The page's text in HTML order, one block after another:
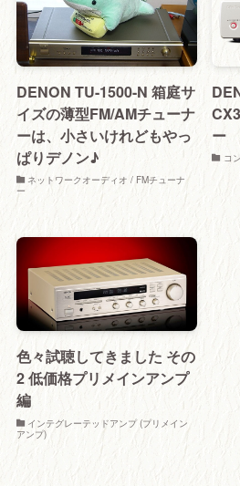
DENON TU-1500-N 箱庭サ
イズの薄型FM/AMチューナ
ーは、小さいけれどもやっ
ぱりデノン♪
ネットワークオーディオ / FMチューナ
ー
ー
コ
色々試聴してきました その
2 低価格プリメインアンプ
編
インテグレーテッドアンプ (プリメイン
アンプ)